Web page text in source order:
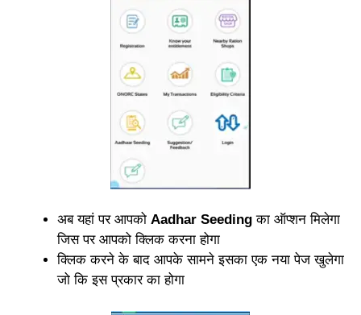
अब यहां पर आपको Aadhar Seeding का ऑप्शन मिलेगा
जिस पर आपको क्लिक करना होगा
क्लिक करने के बाद आपके सामने इसका एक नया पेज खुलेगा
जो कि इस प्रकार का होगा